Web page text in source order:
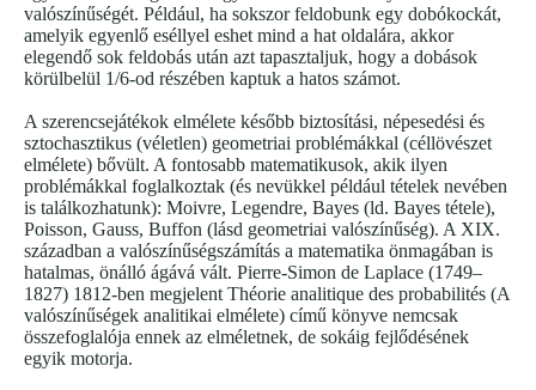
valószínűségét. Például, ha sokszor feldobunk egy dobókockát,
amelyik egyenlő eséllyel eshet mind a hat oldalára, akkor
elegendő sok feldobás után azt tapasztaljuk, hogy a dobások
körülbelül 1/6-od részében kaptuk a hatos számot.
A szerencsejátékok elmélete később biztosítási, népesedési és
sztochasztikus (véletlen) geometriai problémákkal (céllövészet
elmélete) bővült. A fontosabb matematikusok, akik ilyen
problémákkal foglalkoztak (és nevükkel például tételek nevében
is találkozhatunk): Moivre, Legendre, Bayes (ld. Bayes tétele),
Poisson, Gauss, Buffon (lásd geometriai valószínűség). A XIX.
században a valószínűségszámítás a matematika önmagában is
hatalmas, önálló ágává vált. Pierre-Simon de Laplace (1749–
1827) 1812-ben megjelent Théorie analitique des probabilités (A
valószínűségek analitikai elmélete) című könyve nemcsak
összefoglalója ennek az elméletnek, de sokáig fejlődésének
egyik motorja.